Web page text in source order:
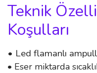
Teknik
Koşulları
• Led flamanlı
• Eser miktarda